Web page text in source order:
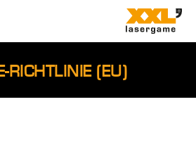
RICHTLINIE (EU)